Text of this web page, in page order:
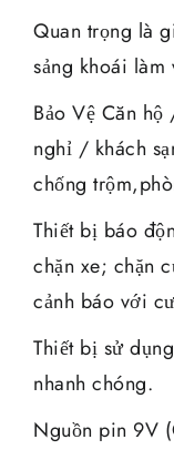
Quan trọng là
sảng khoái làm
Bảo Vệ Căn
nghỉ / khách
chống
Thiết bị báo
chặn xe; chặn
cảnh báo với
Thiết bị sử
nhanh chóng.
Nguồn pin 9V